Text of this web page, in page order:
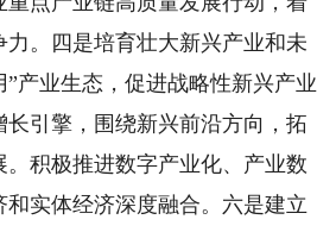
。四是培育壮大新兴产业和未
产业生态，促进战略性新兴产业
引擎，围绕新兴前沿方向，拓
积极推进数字产业化、产业数
实体经济深度融合。六是建立